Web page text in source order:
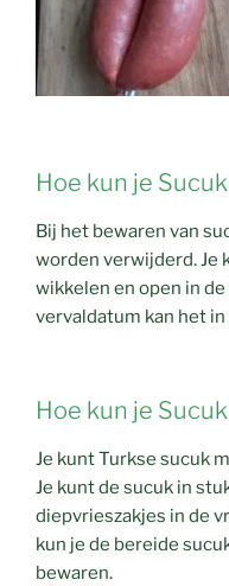
Hoe kun je
Bij het bewaren van
worden verwijderd. Je
wikkelen en open in
vervaldatum kan het
Hoe kun je
Je kunt Turkse sucuk
Je kunt de sucuk in
diepvrieszakjes in de
kun je de bereide
bewaren.